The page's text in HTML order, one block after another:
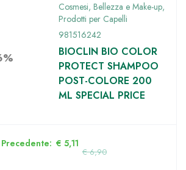
Cosmesi, Bellezza e Make-up,
Prodotti per Capelli
981516242
BIOCLIN BIO COLOR
PROTECT SHAMPOO
POST-COLORE 200
ML SPECIAL PRICE
€6,90
€ 5,11